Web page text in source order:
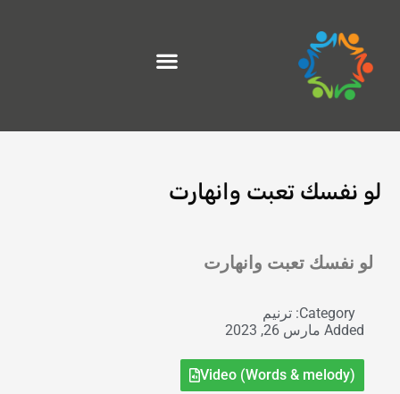
المحتوى
لو نفسك تعبت وانهارت
لو نفسك تعبت وانهارت
Category: ترنيم
Added مارس 26, 2023
Video (Words & melody)